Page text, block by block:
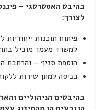
בהיבט האסטרטגי –
לצורך:
פיתוח תוכנות
למשרד מעמד מוביל
הוספת סניף – והרחבת
כניסה למתן שירות
בהיבטים הניהוליים